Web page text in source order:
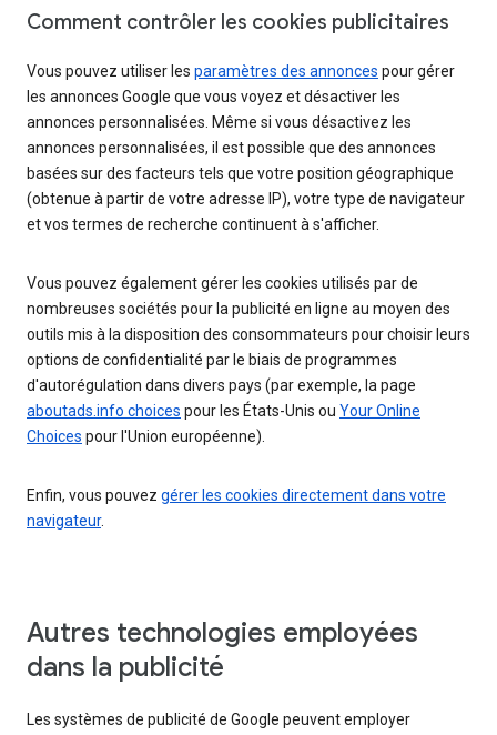
Comment contrôler les cookies publicitaires
Vous pouvez utiliser les paramètres des annonces pour gérer
les annonces Google que vous voyez et désactiver les
annonces personnalisées. Même si vous désactivez les
annonces personnalisées, il est possible que des annonces
basées sur des facteurs tels que votre position géographique
(obtenue à partir de votre adresse IP), votre type de navigateur
et vos termes de recherche continuent à s'afficher.
Vous pouvez également gérer les cookies utilisés par de
nombreuses sociétés pour la publicité en ligne au moyen des
outils mis à la disposition des consommateurs pour choisir leurs
options de confidentialité par le biais de programmes
d'autorégulation dans divers pays (par exemple, la page
aboutads.info choices pour les États-Unis ou Your Online
Choices pour l'Union européenne).
Enfin, vous pouvez gérer les cookies directement dans votre
navigateur.
Autres technologies employées
dans la publicité
Les systèmes de publicité de Google peuvent employer